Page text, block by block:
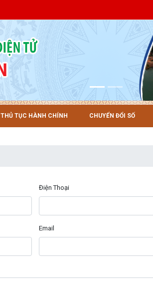
THỦ TỤC HÀNH CHÍNH CHUYỂN ĐỔI SỐ
Điện Thoại
Email